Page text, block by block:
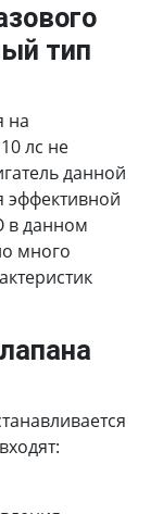
тип
на
лс не
данной
эффективной
в данном
много